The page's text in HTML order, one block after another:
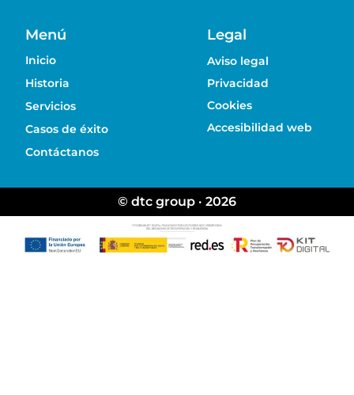
Menú
Inicio
Historia
Servicios
Casos de éxito
Contáctanos
Legal
Aviso legal
Privacidad
Cookies
Accesibilidad web
© dtc group · 2026